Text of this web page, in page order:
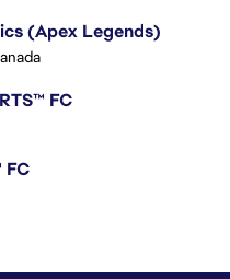
(Apex Legends)
FC
FC